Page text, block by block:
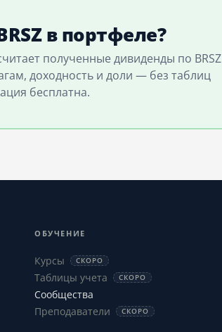
в портфеле?
полученные дивиденды по BRSZ
доходность и доли — без таблиц
бесплатна.
ОБУЧЕНИЕ
Курсы СКОРО
Таблицы учета СКОРО
Сообщества
Преподаватели
СКОРО